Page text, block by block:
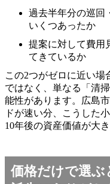
過去半年分の巡回
いくつあったか
提案に対して費用
てきているか
この2つがゼロに近い場
ではなく、単なる「清
能性があります。広島
ドが速い分、こうした
10年後の資産価値が大
価格だけで選ぶ